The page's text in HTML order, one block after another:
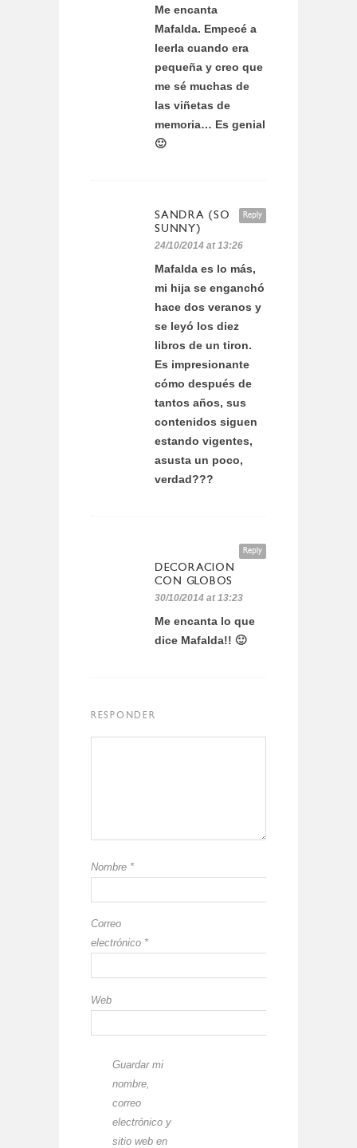
Me encanta
Mafalda. Empecé a
leerla cuando era
pequeña y creo que
me sé muchas de
las viñetas de
memoria… Es genial
🙂
Reply
SANDRA (SO
SUNNY)
24/10/2014 at 13:26
Mafalda es lo más,
mi hija se enganchó
hace dos veranos y
se leyó los diez
libros de un tiron.
Es impresionante
cómo después de
tantos años, sus
contenidos siguen
estando vigentes,
asusta un poco,
verdad???
Reply
DECORACION
CON GLOBOS
30/10/2014 at 13:23
Me encanta lo que
dice Mafalda!! 🙂
RESPONDER
Nombre *
Correo
electrónico *
Web
Guardar mi
nombre,
correo
electrónico y
sitio web en